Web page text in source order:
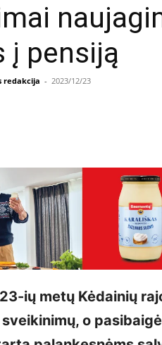
į pensiją
redakcija - 2023/12/23
ių metų Kėdainių
o